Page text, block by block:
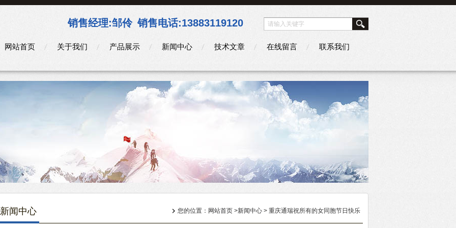
销售经理:邹伶 销售电话:13883119120
网站首页 关于我们 产品展示 新闻中心 技术文章 在线留言 联系我们
新闻中心 您的位置： 网站首页 >新闻中心 > 重庆通瑞祝所有的女同胞节日快乐